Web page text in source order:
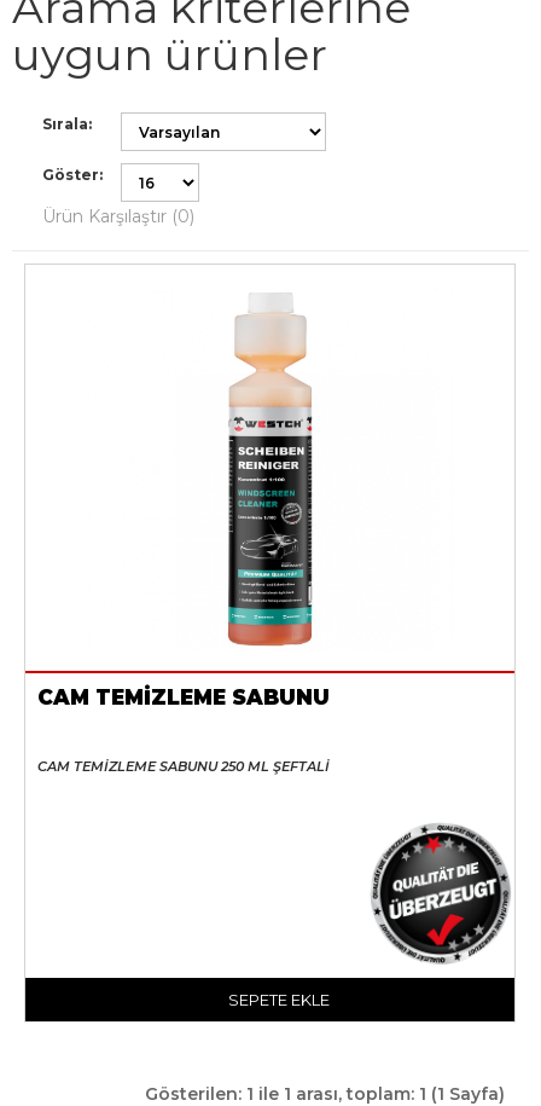
uygun ürünler
Sırala:
Göster:
Ürün Karşılaştır (0)
CAM TEMİZLEME SABUNU
CAM TEMİZLEME SABUNU 250 ML ŞEFTALİ
SEPETE EKLE
Gösterilen: 1 ile 1 arası, toplam: 1 (1 Sayfa)